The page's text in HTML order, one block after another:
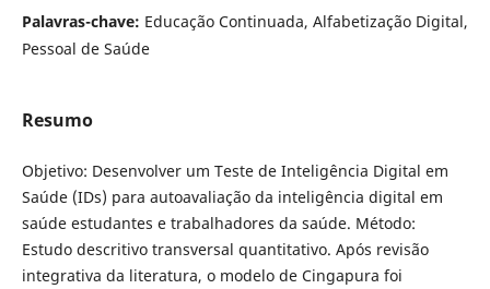
Palavras-chave: Educação Continuada, Alfabetização Digital,
Pessoal de Saúde
Resumo
Objetivo: Desenvolver um Teste de Inteligência Digital em
Saúde (IDs) para autoavaliação da inteligência digital em
saúde estudantes e trabalhadores da saúde. Método:
Estudo descritivo transversal quantitativo. Após revisão
integrativa da literatura, o modelo de Cingapura foi